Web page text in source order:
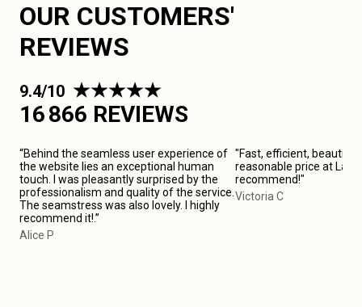
OUR CUSTOMERS'
REVIEWS
9.4/10
16 866 REVIEWS
“Behind the seamless user experience of
the website lies an exceptional human
touch. I was pleasantly surprised by the
professionalism and quality of the service.
The seamstress was also lovely. I highly
recommend it!.”
Alice P
"Fast, efficient, beautiful
reasonable price at La
recommend!"
Victoria C